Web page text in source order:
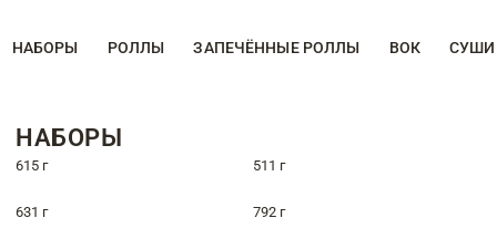
НАБОРЫ РОЛЛЫ ЗАПЕЧЁННЫЕ РОЛЛЫ ВОК СУШИ
НАБОРЫ
615 г 511 г
631 г 792 г